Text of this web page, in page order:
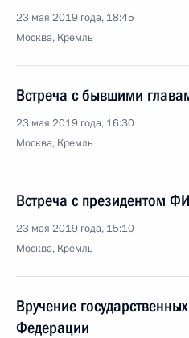
23 мая 2019 года, 18:45
Москва, Кремль
Встреча с бывшими
23 мая 2019 года, 16:30
Москва, Кремль
Встреча с президентом
23 мая 2019 года, 15:10
Москва, Кремль
Вручение
Федерации